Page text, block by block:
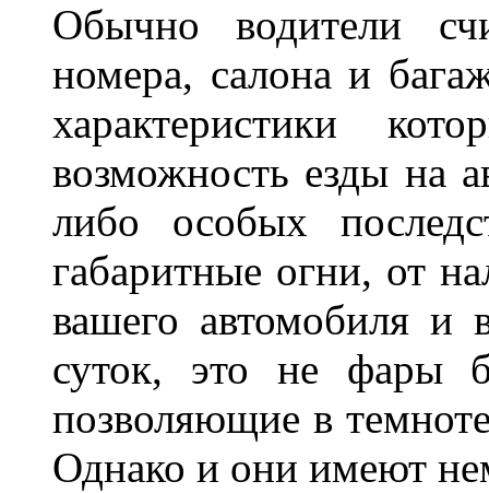
Обычно водители
номера, салона и
характеристики
возможность езды на
либо особых
габаритные огни, от
вашего автомобиля и
суток, это не фары
позволяющие в
Однако и они имеют